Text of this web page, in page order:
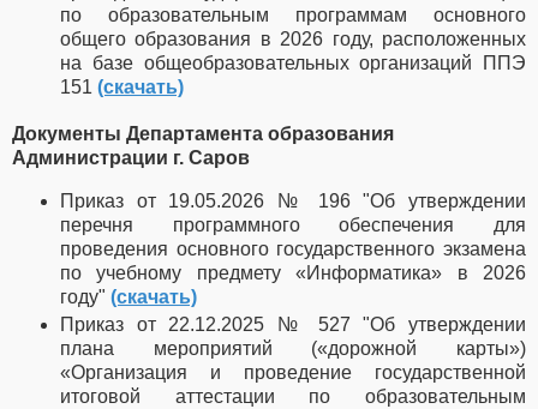
по образовательным программам основного
общего образования в 2026 году, расположенных
на базе общеобразовательных организаций ППЭ
151 (скачать)
Документы Департамента образования
Администрации г. Саров
Приказ от 19.05.2026 № 196 "Об утверждении
перечня программного обеспечения для
проведения основного государственного экзамена
по учебному предмету «Информатика» в 2026
году" (скачать)
Приказ от 22.12.2025 № 527 "Об утверждении
плана мероприятий («дорожной карты»)
«Организация и проведение государственной
итоговой аттестации по образовательным